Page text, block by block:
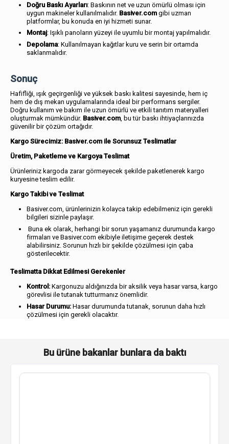
Doğru Baskı Ayarları: Baskının net ve uzun ömürlü olması için
uygun makineler kullanılmalıdır. Basiver.com gibi uzman
platformlar, bu konuda en iyi hizmeti sunar.
Montaj: Işıklı panoların yüzeyi ile uyumlu bir montaj yapılmalıdır.
Depolama: Kullanılmayan kağıtlar kuru ve serin bir ortamda
saklanmalıdır.
Sonuç
Hafifliği, ışık geçirgenliği ve yüksek baskı kalitesi sayesinde, hem iç
hem de dış mekan uygulamalarında ideal bir performans sergiler.
Doğru kullanım ve bakım ile uzun ömürlü ve etkili tanıtım materyalleri
oluşturmak mümkündür. Basiver.com, bu tür baskı ihtiyaçlarınızda
güvenilir bir çözüm ortağıdır.
Kargo Sürecimiz: Basiver.com ile Sorunsuz Teslimatlar
Üretim, Paketleme ve Kargoya Teslimat
Ürünleriniz kargoda zarar görmeyecek şekilde paketlenerek kargo
kuryesine teslim edilir.
Kargo Takibi ve Teslimat
Basiver.com, ürünlerinizin kolayca takip edebilmeniz için gerekli
bilgileri sizinle paylaşır.
Buna ek olarak, herhangi bir sorun yaşamanız durumunda kargo
firmaları ve Basiver.com ekibiyle iletişime geçerek destek
alabilirsiniz. Sorunun hızlı bir şekilde çözülmesi için çaba
gösterilecektir.
Teslimatta Dikkat Edilmesi Gerekenler
Kontrol: Kargonuzu aldığınızda bir aksilik veya hasar varsa, kargo
görevlisi ile tutanak tutturmanız önemlidir.
Hasar Durumu: Hasar durumunda tutanak, sorunun daha hızlı
çözülmesi için gerekli olacaktır.
Bu ürüne bakanlar bunlara da baktı